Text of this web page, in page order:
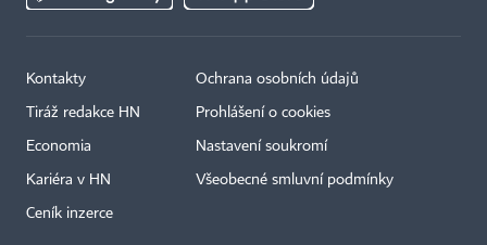
Kontakty
Tiráž redakce HN
Economia
Kariéra v HN
Ceník inzerce
Ochrana osobních údajů
Prohlášení o cookies
Nastavení soukromí
Všeobecné smluvní podmínky